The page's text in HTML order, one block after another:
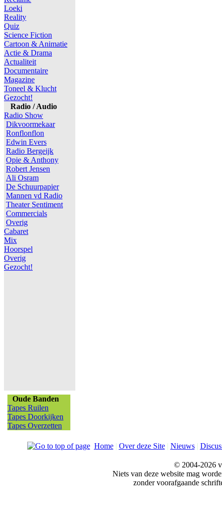
Loeki
Reality
Quiz
Science Fiction
Cartoon & Animatie
Actie & Drama
Actualiteit
Documentaire
Magazine
Toneel & Klucht
Gezocht!
Radio / Audio
Radio Show
Dikvoormekaar
Ronflonflon
Edwin Evers
Radio Bergeijk
Opie & Anthony
Robert Jensen
Ali Osram
De Schuurpapier
Mannen vd Radio
Theater Sentiment
Commercials
Overig
Cabaret
Mix
Hoorspel
Overig
Gezocht!
Oude Banden
Tapes Ruilen
Tapes Doorkijken
Tapes Overzetten
Home| Over deze Site| Nieuws|
© 2004-2026
Niets van deze website mag
zonder voorafgaande